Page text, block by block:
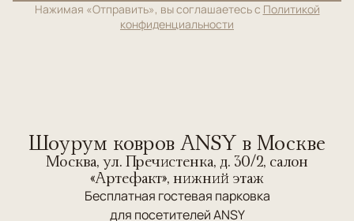
Нажимая «Отправить», вы соглашаетесь с Политикой
конфиденциальности
Шоурум ковров ANSY в Москве
Москва, ул. Пречистенка, д. 30/2, салон
«Артефакт», нижний этаж
Бесплатная гостевая парковка
для посетителей ANSY